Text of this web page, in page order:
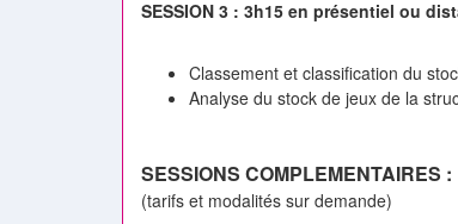
SESSION 3 : 3h15 en présentiel ou
Classement et classification du
Analyse du stock de jeux de la
SESSIONS COMPLEMENTAIRES :
(tarifs et modalités sur demande)